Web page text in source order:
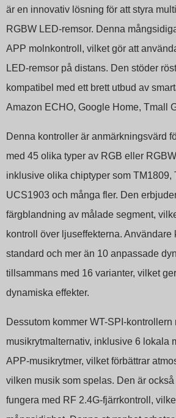
är en innovativ lösning för att styra
RGBW LED-remsor. Denna
APP molnkontroll, vilket gör att
LED-remsor på distans. Den stöder
kompatibel med ett brett utbud av
Amazon ECHO, Google Home, Tmall
Denna kontroller är anmärkningsvärd
med 45 olika typer av RGB eller
inklusive olika chiptyper som TM1809,
UCS1903 och många fler. Den
färgblandning av målade segment,
kontroll över ljuseffekterna. Användare
standard och mer än 10 anpassade
tillsammans med 16 varianter, vilket
dynamiska effekter.
Dessutom kommer WT-SPI-kontrollern
musikrytmalternativ, inklusive 6 lokala
APP-musikrytmer, vilket förbättrar
vilken musik som spelas. Den är också
fungera med RF 2.4G-fjärrkontroll,